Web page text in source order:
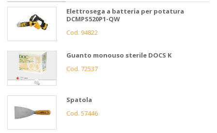
Elettrosega a batteria per potatura
DCMPS520P1-QW
Cod. 94822
Guanto monouso sterile DOCS K
Cod. 72537
Spatola
Cod. 57446